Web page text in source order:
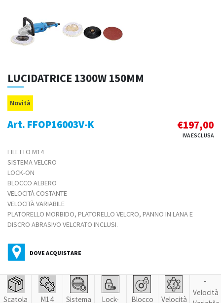
LUCIDATRICE 1300W 150MM
Novità
Art. FFOP16003V-K €197,00
IVA ESCLUSA
FILETTO M14
SISTEMA VELCRO
LOCK-ON
BLOCCO ALBERO
VELOCITÀ COSTANTE
VELOCITÀ VARIABILE
PLATORELLO MORBIDO, PLATORELLO VELCRO, PANNO IN LANA E
DISCRO ABRASIVO VELCRATO INCLUSI.
DOVE ACQUISTARE
Scatola M14
Sistema
Lock-
Blocco
Velocità
-
Velocità